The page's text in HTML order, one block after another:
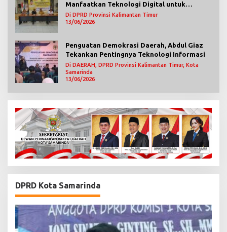
Manfaatkan Teknologi Digital untuk
Mengawasi Jalannya Pemerintahan
Di DPRD Provinsi Kalimantan Timur
13/06/2026
Penguatan Demokrasi Daerah, Abdul Giaz
Tekankan Pentingnya Teknologi Informasi
Di DAERAH, DPRD Provinsi Kalimantan Timur, Kota
Samarinda
13/06/2026
DPRD Kota Samarinda